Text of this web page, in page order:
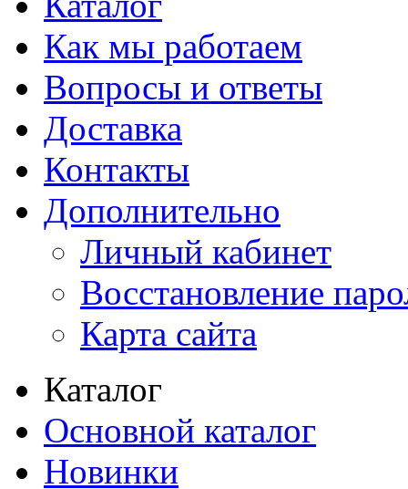
Как мы работаем
Вопросы и ответы
Доставка
Контакты
Дополнительно
Личный кабинет
Восстановление
Карта сайта
Каталог
Основной каталог
Новинки